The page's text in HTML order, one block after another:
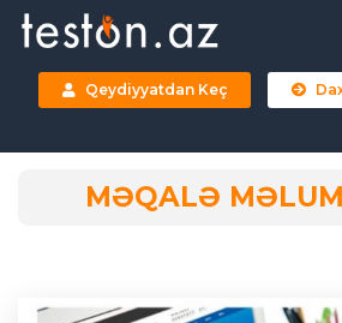
Qeydiyyatdan Keç
MƏQALƏ